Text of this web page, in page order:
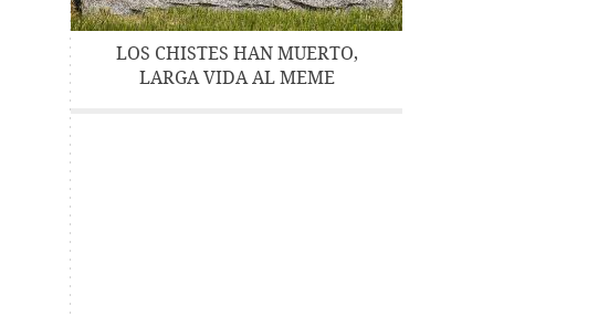
LOS CHISTES HAN MUERTO,
LARGA VIDA AL MEME